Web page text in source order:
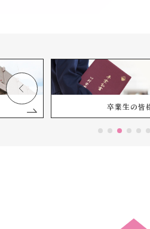
卒業生の皆